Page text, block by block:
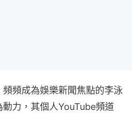
頻成為娛樂新聞焦點的李泳
力，其個人YouTube頻道